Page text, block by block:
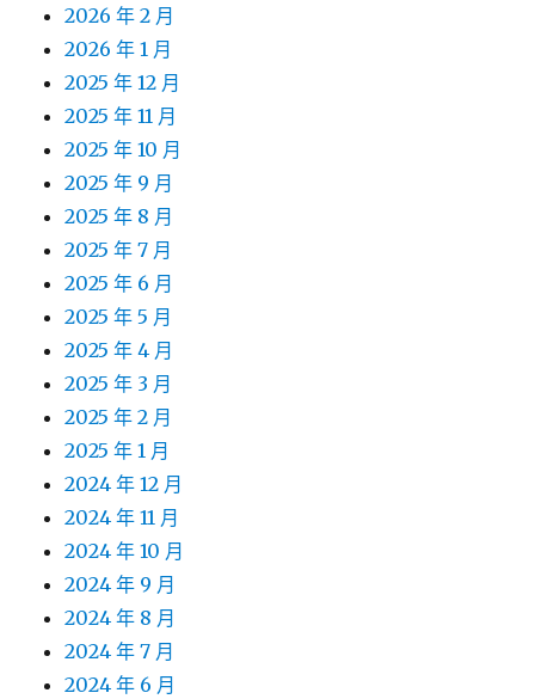
2026 年 2 月
2026 年 1 月
2025 年 12 月
2025 年 11 月
2025 年 10 月
2025 年 9 月
2025 年 8 月
2025 年 7 月
2025 年 6 月
2025 年 5 月
2025 年 4 月
2025 年 3 月
2025 年 2 月
2025 年 1 月
2024 年 12 月
2024 年 11 月
2024 年 10 月
2024 年 9 月
2024 年 8 月
2024 年 7 月
2024 年 6 月